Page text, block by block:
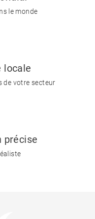
le monde
locale
de votre secteur
précise